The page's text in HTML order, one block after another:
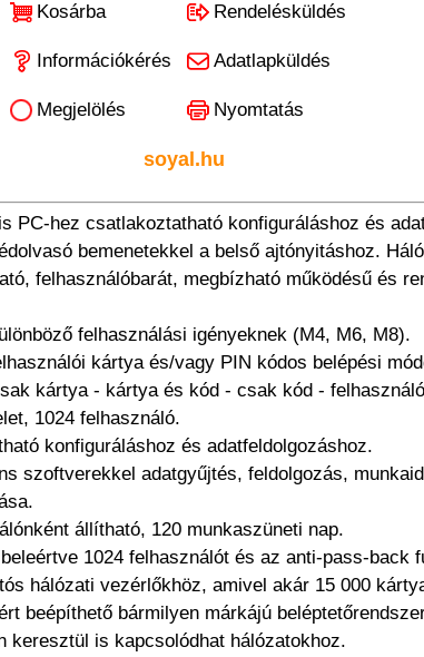
Kosárba Rendelésküldés
Információkérés Adatlapküldés
Megjelölés Nyomtatás
soyal.hu
PC-hez csatlakoztatható konfiguráláshoz és
bemenetekkel a belső ajtónyitáshoz.
felhasználóbarát, megbízható működésű és
felhasználási igényeknek (M4, M6, M8).
kártya és/vagy PIN kódos belépési
kártya - kártya és kód - csak kód -
1024 felhasználó.
konfiguráláshoz és adatfeldolgozáshoz.
szoftverekkel adatgyűjtés, feldolgozás,
állítható, 120 munkaszüneti nap.
1024 felhasználót és az anti-pass-back
hálózati vezérlőkhöz, amivel akár 15 000
beépíthető bármilyen márkájú
keresztül is kapcsolódhat hálózatokhoz.